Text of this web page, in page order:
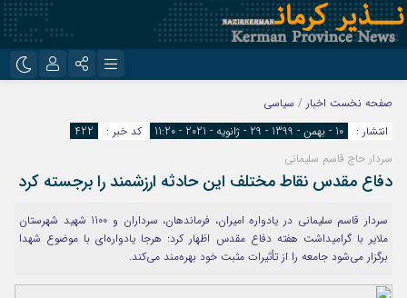
اینستاگرام
روبیکا
ایتا
نام کاربری یا نشانی ایمیل
رمز عبور
مرا به خاطر بسپار
صفحه نخست اخبار / سیاسی
انتشار :
10 - بهمن - 1399 - 29 - ژانویه - 2021 - 11:20 کد خبر :
422
سردار حاج قاسم سلیمانی
دفاع مقدس نقاط مختلف این حادثه ارزشمند را برجسته کرد
سردار قاسم سلیمانی در یادواره امیران، فرماندهان، سرداران و 1100 شهید شهرستان
ملایر با گرامیداشت هفته دفاع مقدس اظهار کرد: هرجا یادواره‌ای با موضوع شهدا
برگزار می‌شود جامعه را از تأثیرات مثبت خود بهره‌مند می‌کند.